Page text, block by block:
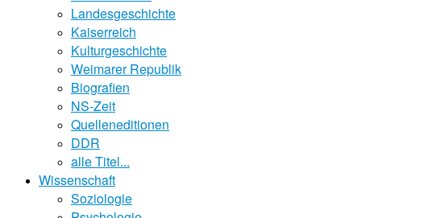
Landesgeschichte
Kaiserreich
Kulturgeschichte
Weimarer Republik
Biografien
NS-Zeit
Quelleneditionen
DDR
alle Titel...
Wissenschaft
Soziologie